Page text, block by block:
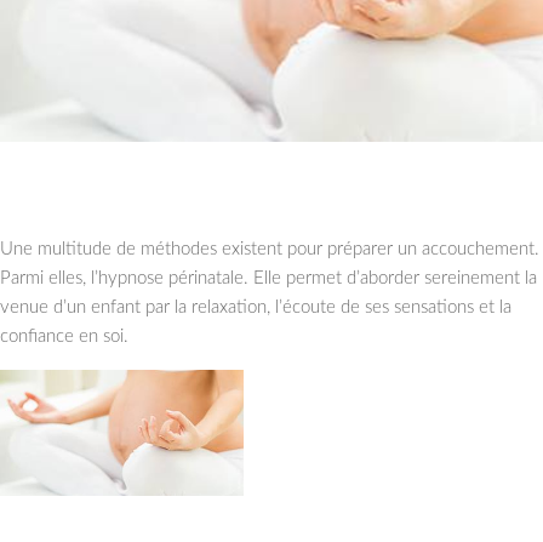
Une multitude de méthodes existent pour préparer un accouchement.
Parmi elles, l’hypnose périnatale. Elle permet d’aborder sereinement la
venue d’un enfant par la relaxation, l’écoute de ses sensations et la
confiance en soi.